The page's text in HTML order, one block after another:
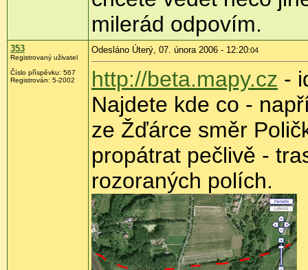
milerád odpovím.
353
Registrovaný uživatel
Číslo příspěvku: 567
Registrován: 5-2002
Odesláno Úterý, 07. února 2006 - 12:20:04
http://beta.mapy.cz -
Najdete kde co -
ze Žďárce směr
propátrat pečlivě -
rozoraných polích.